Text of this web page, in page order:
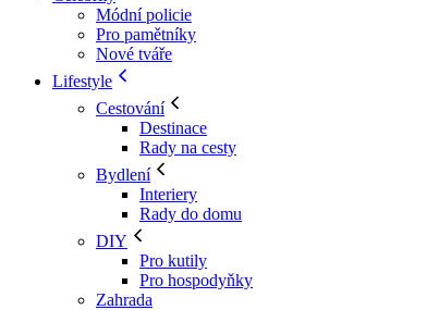
Módní policie
Pro pamětníky
Nové tváře
Lifestyle
Cestování
Destinace
Rady na cesty
Bydlení
Interiery
Rady do domu
DIY
Pro kutily
Pro hospodyňky
Zahrada